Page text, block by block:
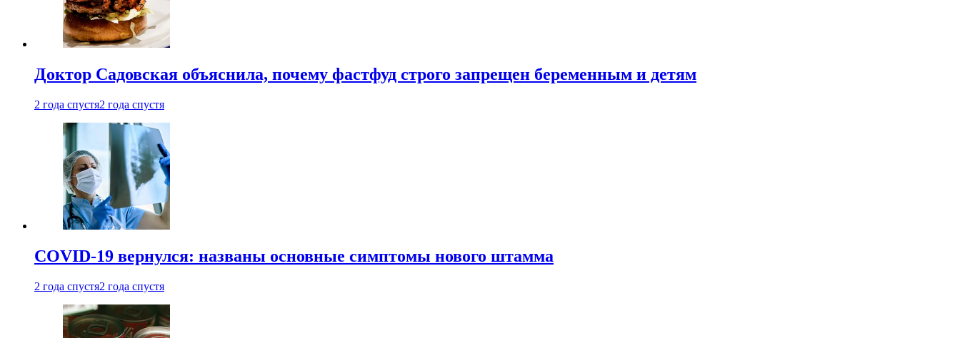
Доктор Садовская объяснила, почему фастфуд строго запрещен беременным и детям
2 года спустя2 года спустя
COVID-19 вернулся: названы основные симптомы нового штамма
2 года спустя2 года спустя